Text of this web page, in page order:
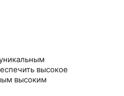
высокое
высоким